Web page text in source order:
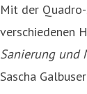
Mit der
verschiedenen
Sanierung und
Sascha